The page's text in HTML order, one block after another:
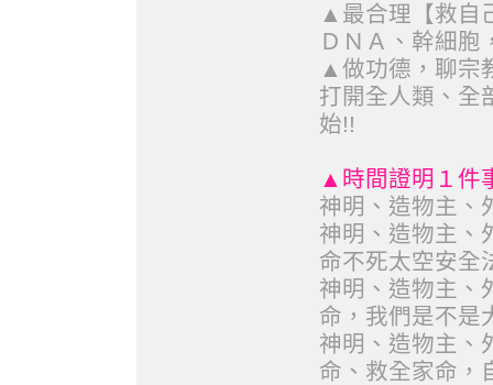
▲最合理【救自
ＤＮＡ、幹細胞
▲做功德，聊宗
打開全人類、全
始!!
▲時間證明１件
神明、造物主、
神明、造物主、
命不死太空安全
神明、造物主、
命，我們是不是
神明、造物主、
命、救全家命，